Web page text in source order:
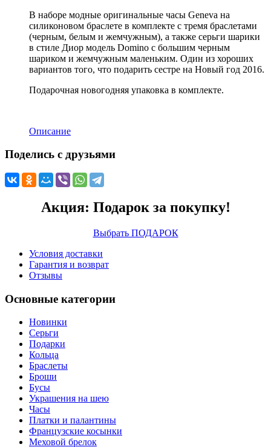
В наборе модные оригинальные часы Geneva на
силиконовом браслете в комплекте с тремя браслетами
(черным, белым и жемчужным), а также серьги шарики
в стиле Диор модель Domino с большим черным
шариком и жемчужным маленьким. Один из хороших
вариантов того, что подарить сестре на Новый год 2016.
Подарочная новогодняя упаковка в комплекте.
Описание
Поделись с друзьями
Акция: Подарок за покупку!
Выбрать ПОДАРОК
Условия доставки
Гарантия и возврат
Отзывы
Основные категории
Новинки
Серьги
Подарки
Кольца
Браслеты
Броши
Бусы
Украшения на шею
Часы
Платки и палантины
Французские косынки
Меховой брелок